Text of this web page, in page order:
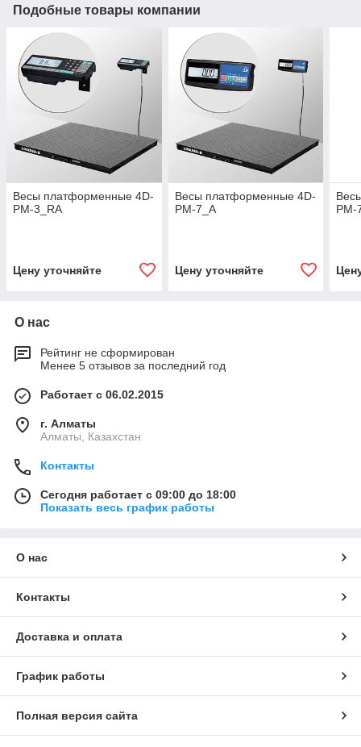
Подобные товары компании
Весы платформенные 4D-
PM-3_RA
Цену уточняйте
Весы платформенные 4D-
PM-7_A
Цену уточняйте
PM-
О нас
Рейтинг не сформирован
Менее 5 отзывов за последний год
Работает с 06.02.2015
г. Алматы
Алматы, Казахстан
Контакты
Сегодня работает с 09:00 до 18:00
Показать весь график работы
О нас
Контакты
Доставка и оплата
График работы
Полная версия сайта